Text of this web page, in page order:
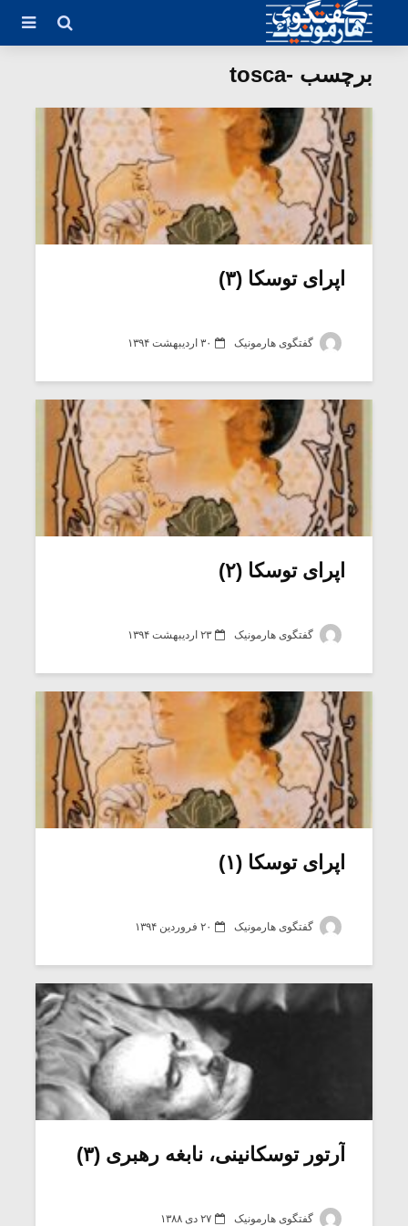
برچسب -tosca
اپرای توسکا (۳)
گفتگوی هارمونیک ۳۰ اردیبهشت ۱۳۹۴
اپرای توسکا (۲)
گفتگوی هارمونیک ۲۳ اردیبهشت ۱۳۹۴
اپرای توسکا (۱)
گفتگوی هارمونیک ۲۰ فروردین ۱۳۹۴
آرتور توسکانینی، نابغه رهبری (۳)
گفتگوی هارمونیک ۲۷ دی ۱۳۸۸
میکلوش روژا موریس ژار